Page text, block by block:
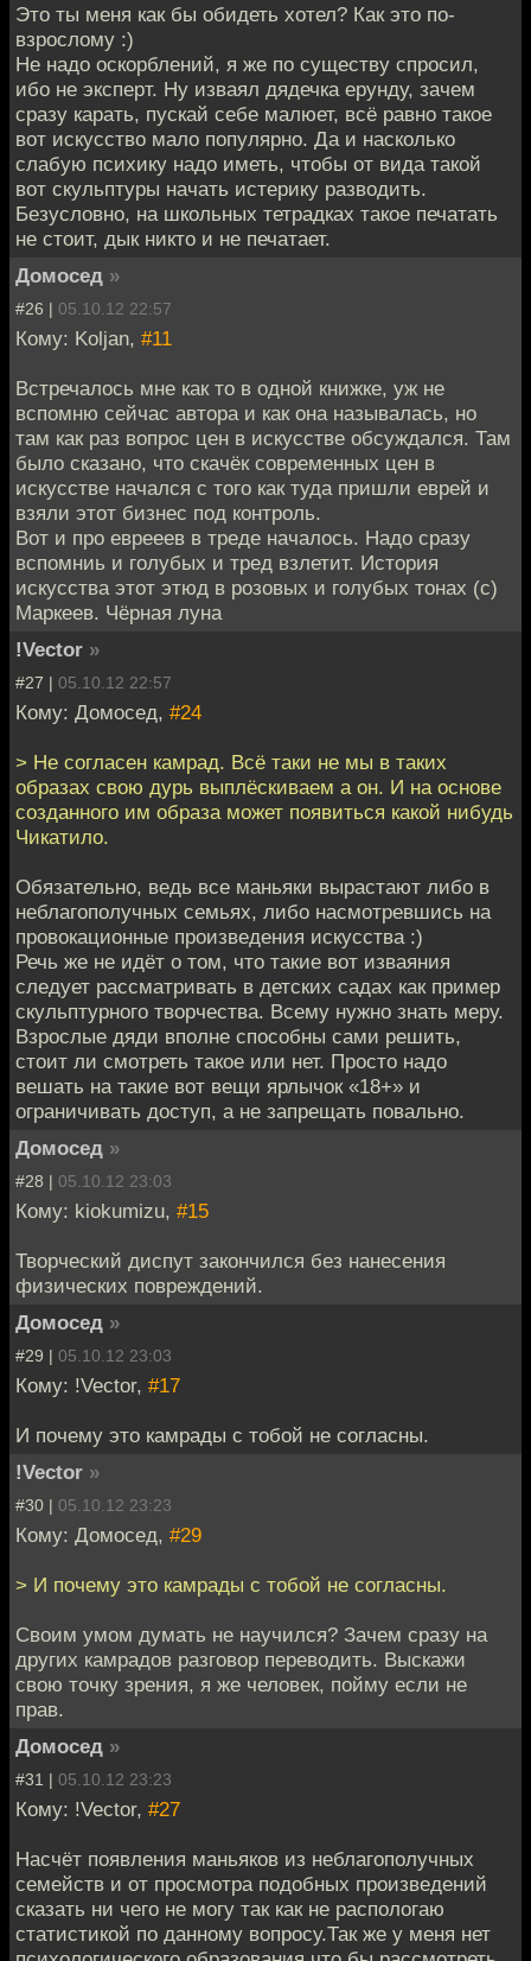
Это ты меня как бы обидеть хотел? Как это по-
взрослому :)
Не надо оскорблений, я же по существу спросил,
ибо не эксперт. Ну изваял дядечка ерунду, зачем
сразу карать, пускай себе малюет, всё равно такое
вот искусство мало популярно. Да и насколько
слабую психику надо иметь, чтобы от вида такой
вот скульптуры начать истерику разводить.
Безусловно, на школьных тетрадках такое печатать
не стоит, дык никто и не печатает.
Домосед »
#26 | 05.10.12 22:57
Кому: Koljan, #11
Встречалось мне как то в одной книжке, уж не
вспомню сейчас автора и как она называлась, но
там как раз вопрос цен в искусстве обсуждался. Там
было сказано, что скачёк современных цен в
искусстве начался с того как туда пришли еврей и
взяли этот бизнес под контроль.
Вот и про еврееев в треде началось. Надо сразу
вспомниь и голубых и тред взлетит. История
искусства этот этюд в розовых и голубых тонах (с)
Маркеев. Чёрная луна
!Vector »
#27 | 05.10.12 22:57
Кому: Домосед, #24
> Не согласен камрад. Всё таки не мы в таких
образах свою дурь выплёскиваем а он. И на основе
созданного им образа может появиться какой нибудь
Чикатило.
Обязательно, ведь все маньяки вырастают либо в
неблагополучных семьях, либо насмотревшись на
провокационные произведения искусства :)
Речь же не идёт о том, что такие вот изваяния
следует рассматривать в детских садах как пример
скульптурного творчества. Всему нужно знать меру.
Взрослые дяди вполне способны сами решить,
стоит ли смотреть такое или нет. Просто надо
вешать на такие вот вещи ярлычок «18+» и
ограничивать доступ, а не запрещать повально.
Домосед »
#28 | 05.10.12 23:03
Кому: kiokumizu, #15
Творческий диспут закончился без нанесения
физических повреждений.
Домосед »
#29 | 05.10.12 23:03
Кому: !Vector, #17
И почему это камрады с тобой не согласны.
!Vector »
#30 | 05.10.12 23:23
Кому: Домосед, #29
> И почему это камрады с тобой не согласны.
Своим умом думать не научился? Зачем сразу на
других камрадов разговор переводить. Выскажи
свою точку зрения, я же человек, пойму если не
прав.
Домосед »
#31 | 05.10.12 23:23
Кому: !Vector, #27
Насчёт появления маньяков из неблагополучных
семейств и от просмотра подобных произведений
сказать ни чего не могу так как не распологаю
статистикой по данному вопросу.Так же у меня нет